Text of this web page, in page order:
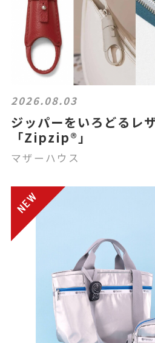
2026.08.03
ジッパーをいろどるレ
「Zipzip®」
マザーハウス